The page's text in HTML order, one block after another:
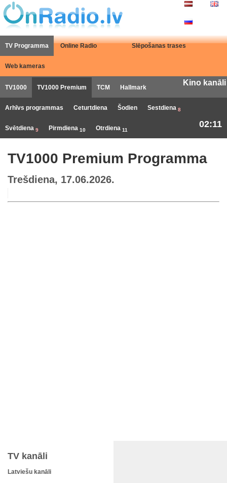
TV Programma Online Radio Slēpošanas trases
Web kameras
TV1000 TV1000 Premium TCM Hallmark
Kino kanāli
Arhīvs programmas Ceturtdiena Šodien Sestdiena 8
Svētdiena 9 Pirmdiena 10 Otrdiena 11
02:11
TV1000 Premium Programma
Trešdiena, 17.06.2026.
TV kanāli
Latviešu kanāli